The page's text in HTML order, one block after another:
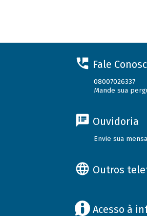
Fale
08007026337
Mande sua
Ouvidoria
Envie sua
Outros
Acesso à